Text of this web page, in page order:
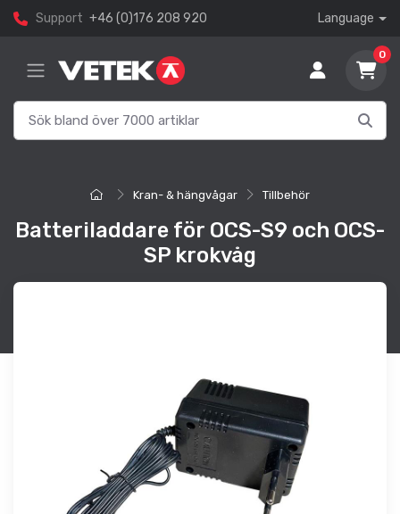
Support +46 (0)176 208 920 Language
0
Kran- & hängvågar Tillbehör
Batteriladdare för OCS-S9 och OCS-
SP krokvåg